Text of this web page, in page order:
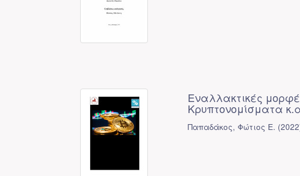
Εναλλακτικές
Κρυπτονομίσματα
Παπαδάκος, Φώτιος Ε. (2022